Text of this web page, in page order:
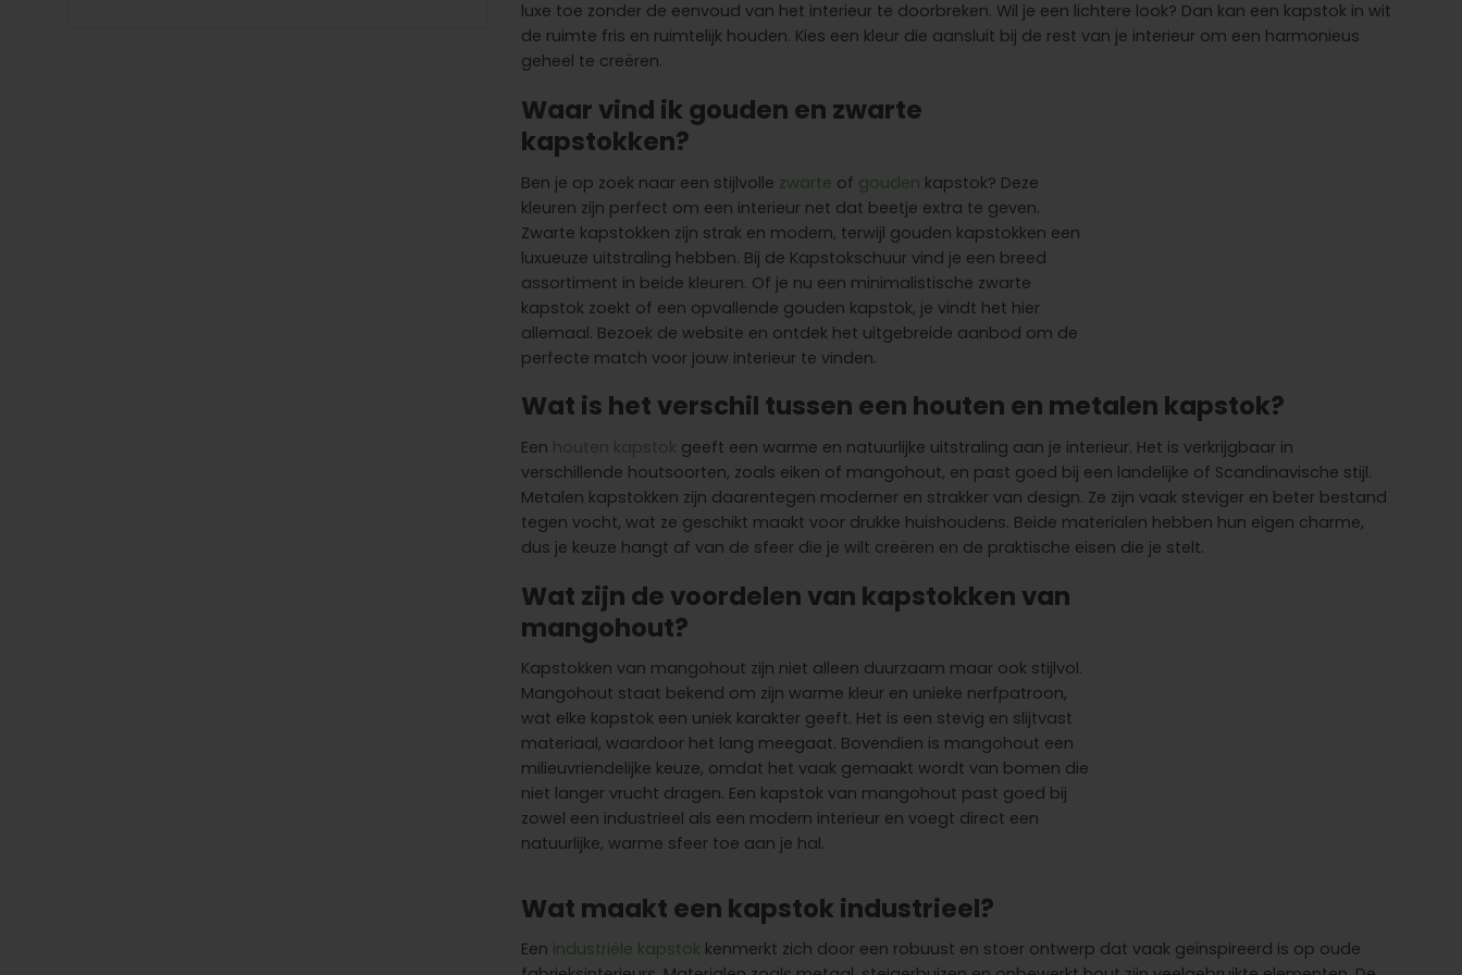
luxe toe zonder de eenvoud van het interieur te doorbreken. Wil je een lichtere look? Dan kan een kapstok in wit
de ruimte fris en ruimtelijk houden. Kies een kleur die aansluit bij de rest van je interieur om een harmonieus
geheel te creëren.
Waar vind ik gouden en zwarte
kapstokken?
Ben je op zoek naar een stijlvolle zwarte of gouden kapstok? Deze
kleuren zijn perfect om een interieur net dat beetje extra te geven.
Zwarte kapstokken zijn strak en modern, terwijl gouden kapstokken een
luxueuze uitstraling hebben. Bij de Kapstokschuur vind je een breed
assortiment in beide kleuren. Of je nu een minimalistische zwarte
kapstok zoekt of een opvallende gouden kapstok, je vindt het hier
allemaal. Bezoek de website en ontdek het uitgebreide aanbod om de
perfecte match voor jouw interieur te vinden.
Wat is het verschil tussen een houten en metalen kapstok?
Een houten kapstok geeft een warme en natuurlijke uitstraling aan je interieur. Het is verkrijgbaar in
verschillende houtsoorten, zoals eiken of mangohout, en past goed bij een landelijke of Scandinavische stijl.
Metalen kapstokken zijn daarentegen moderner en strakker van design. Ze zijn vaak steviger en beter bestand
tegen vocht, wat ze geschikt maakt voor drukke huishoudens. Beide materialen hebben hun eigen charme,
dus je keuze hangt af van de sfeer die je wilt creëren en de praktische eisen die je stelt.
Wat zijn de voordelen van kapstokken van
mangohout?
Kapstokken van mangohout zijn niet alleen duurzaam maar ook stijlvol.
Mangohout staat bekend om zijn warme kleur en unieke nerfpatroon,
wat elke kapstok een uniek karakter geeft. Het is een stevig en slijtvast
materiaal, waardoor het lang meegaat. Bovendien is mangohout een
milieuvriendelijke keuze, omdat het vaak gemaakt wordt van bomen die
niet langer vrucht dragen. Een kapstok van mangohout past goed bij
zowel een industrieel als een modern interieur en voegt direct een
natuurlijke, warme sfeer toe aan je hal.
Wat maakt een kapstok industrieel?
Een industriële kapstok kenmerkt zich door een robuust en stoer ontwerp dat vaak geïnspireerd is op oude